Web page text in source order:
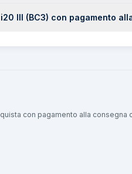
III (BC3) con pagamento
con pagamento alla consegna